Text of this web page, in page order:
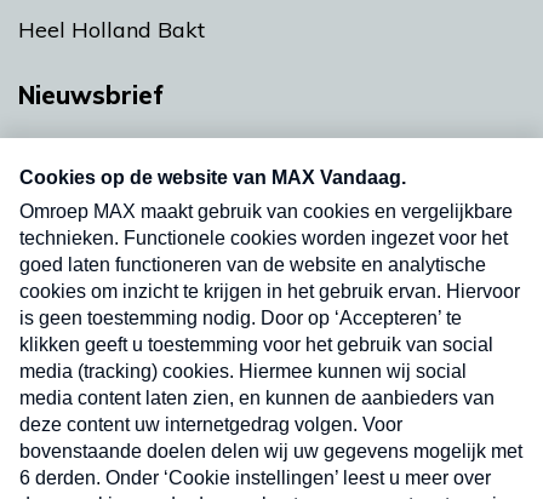
Heel Holland Bakt
Nieuwsbrief
nieuwsbrief. Elke vrijdag- en dinsdagochtend in
uw mailbox.
Verzend